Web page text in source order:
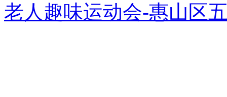
老人趣味运动会-惠山区